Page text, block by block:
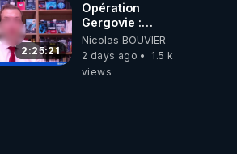
2:25:21
Opération
Gergovie :
‪@38resistancegauloise‬
‪@MarionSigautOfficiel‬
‪@gladysriifard5710‬
Nicolas BOUVIER
2 days ago
1.5 k
views